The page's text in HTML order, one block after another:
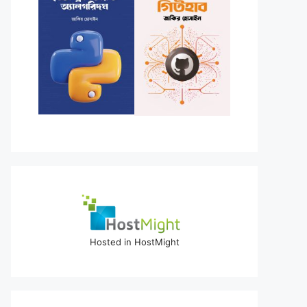
Hosted in HostMight